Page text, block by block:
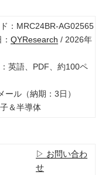
：MRC24BR-AG02565
QYResearch / 2026年
英語、PDF、約100ペ
ール（納期：3日）
＆半導体
▷ お問い合わ
せ